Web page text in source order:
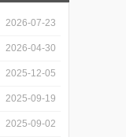
2026-07-23
2026-04-30
2025-12-05
2025-09-19
2025-09-02